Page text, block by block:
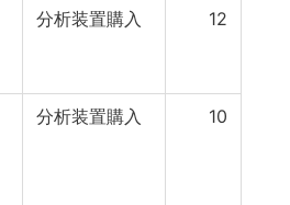
分析装置購入 12
分析装置購入 10